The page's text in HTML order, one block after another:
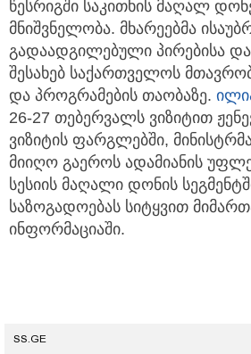
წესრიგში საკითხის მაღალ
მნიშვნელობა. მხარეებმა
გადაადგილებული პირებისა
შესახებ საქართველოს
და პროგრამების თაობაზე.
26-27 თებერვალს ვიზიტით
ვიზიტის ფარგლებში,
მიიღო გაეროს ადამიანის
სესიის მაღალი დონის
საზოგადოებას სიტყვით
ინფორმაციაში.
SS.GE